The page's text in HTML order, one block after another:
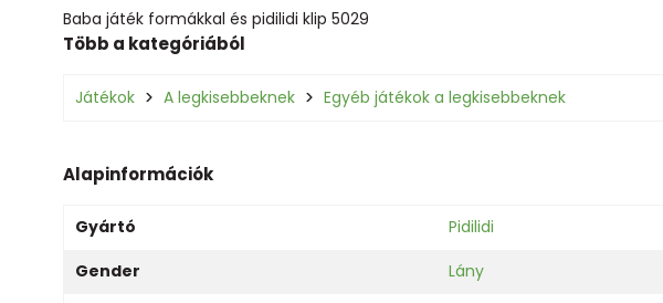
Baba játék formákkal és pidilidi klip 5029
Több a kategóriából
Játékok A legkisebbeknek Egyéb játékok a legkisebbeknek
Alapinformációk
Gyártó
Pidilidi
Gender
Lány